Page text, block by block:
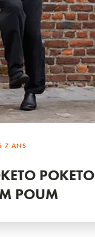
7 ANS
POKETO
POUM